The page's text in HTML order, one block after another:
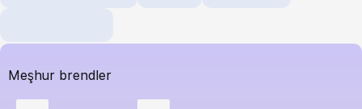
Meşhur brendler